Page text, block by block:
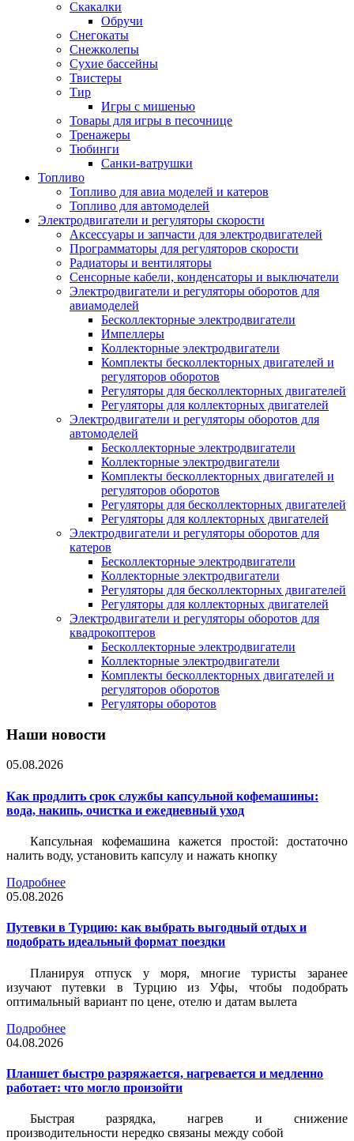
Скакалки
Обручи
Снегокаты
Снежколепы
Сухие бассейны
Твистеры
Тир
Игры с мишенью
Товары для игры в песочнице
Тренажеры
Тюбинги
Санки-ватрушки
Топливо
Топливо для авиа моделей и катеров
Топливо для автомоделей
Электродвигатели и регуляторы скорости
Аксессуары и запчасти для электродвигателей
Программаторы для регуляторов скорости
Радиаторы и вентиляторы
Сенсорные кабели, конденсаторы и выключатели
Электродвигатели и регуляторы оборотов для
авиамоделей
Бесколлекторные электродвигатели
Импеллеры
Коллекторные электродвигатели
Комплекты бесколлекторных двигателей и
регуляторов оборотов
Регуляторы для бесколлекторных двигателей
Регуляторы для коллекторных двигателей
Электродвигатели и регуляторы оборотов для
автомоделей
Бесколлекторные электродвигатели
Коллекторные электродвигатели
Комплекты бесколлекторных двигателей и
регуляторов оборотов
Регуляторы для бесколлекторных двигателей
Регуляторы для коллекторных двигателей
Электродвигатели и регуляторы оборотов для
катеров
Бесколлекторные электродвигатели
Коллекторные электродвигатели
Регуляторы для бесколлекторных двигателей
Регуляторы для коллекторных двигателей
Электродвигатели и регуляторы оборотов для
квадрокоптеров
Бесколлекторные электродвигатели
Коллекторные электродвигатели
Комплекты бесколлекторных двигателей и
регуляторов оборотов
Регуляторы оборотов
Наши новости
05.08.2026
Как продлить срок службы капсульной кофемашины:
вода, накипь, очистка и ежедневный уход
Капсульная кофемашина кажется простой: достаточно
налить воду, установить капсулу и нажать кнопку
Подробнее
05.08.2026
Путевки в Турцию: как выбрать выгодный отдых и
подобрать идеальный формат поездки
Планируя отпуск у моря, многие туристы заранее
изучают путевки в Турцию из Уфы, чтобы подобрать
оптимальный вариант по цене, отелю и датам вылета
Подробнее
04.08.2026
Планшет быстро разряжается, нагревается и медленно
работает: что могло произойти
Быстрая разрядка, нагрев и снижение
производительности нередко связаны между собой